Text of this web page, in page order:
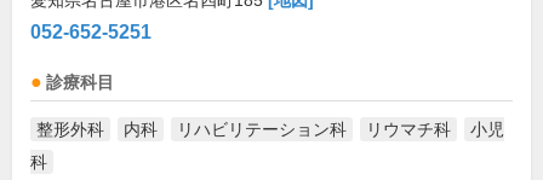
052-652-5251
診療科目
整形外科 内科 リハビリテーション科 リウマチ科
小児
科